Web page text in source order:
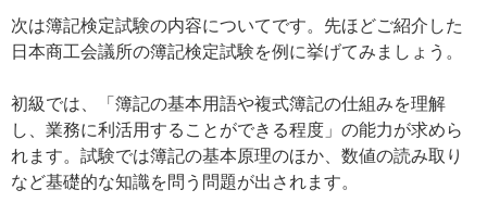
次は簿記検定試験の内容についてです。先ほどご紹介した
日本商工会議所の簿記検定試験を例に挙げてみましょう。
初級では、「簿記の基本用語や複式簿記の仕組みを理解
し、業務に利活用することができる程度」の能力が求めら
れます。試験では簿記の基本原理のほか、数値の読み取り
など基礎的な知識を問う問題が出されます。